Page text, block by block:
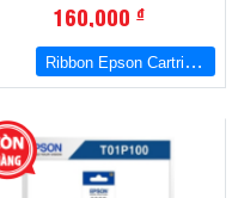
160,000đ
Ribbon Epson Cartridge C13S010068 8758(B)